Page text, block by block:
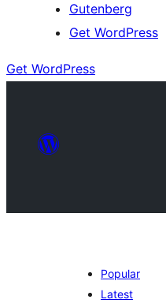
Gutenberg
Get WordPress
Get WordPress
Popular
Latest